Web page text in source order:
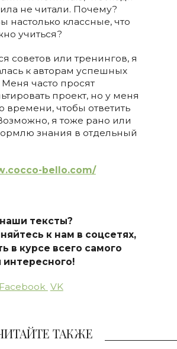
не читали. Почему?
настолько классные, что
учиться?
советов или тренингов, я
к авторам успешных
часто просят
проект, но у меня
времени, чтобы ответить
я тоже рано или
знания в отдельный
bello.com/
тексты?
к нам в соцсетях,
в курсе всего самого
интересного!
Facebook VK
ТАКЖЕ